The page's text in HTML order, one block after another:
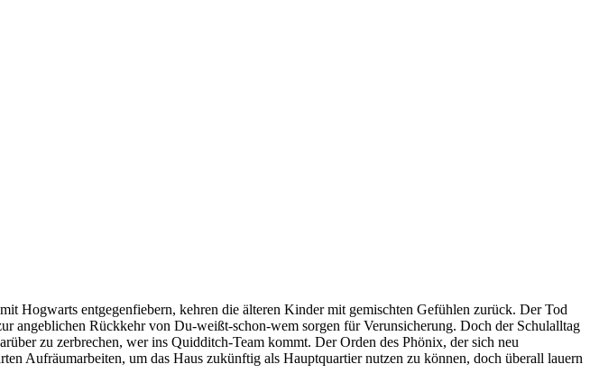
Hogwarts entgegenfiebern, kehren die älteren Kinder mit gemischten Gefühlen zurück. Der Tod
angeblichen Rückkehr von Du-weißt-schon-wem sorgen für Verunsicherung. Doch der Schulalltag
zu zerbrechen, wer ins Quidditch-Team kommt. Der Orden des Phönix, der sich neu
Aufräumarbeiten, um das Haus zukünftig als Hauptquartier nutzen zu können, doch überall lauern